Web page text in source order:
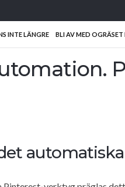
INTE LÄNGRE BLI AV MED